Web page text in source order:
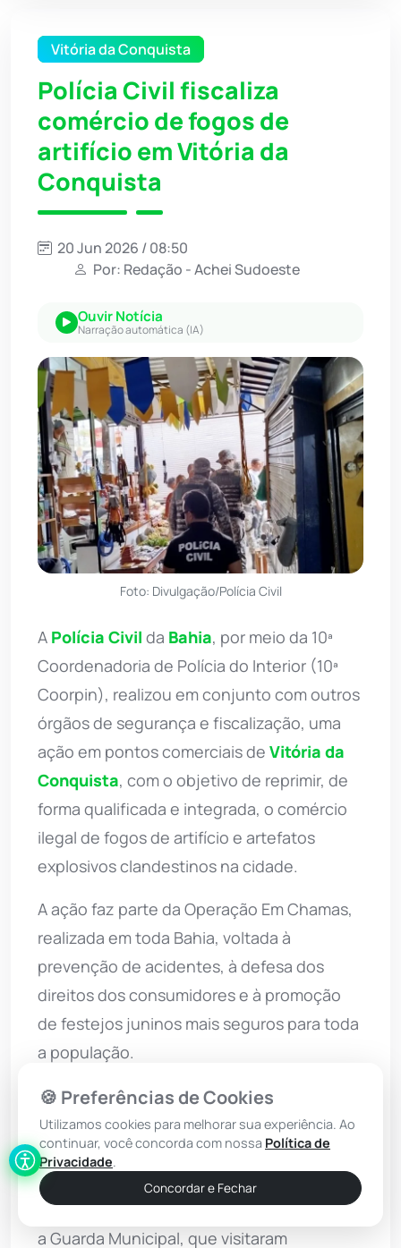
Vitória da Conquista
Polícia Civil fiscaliza
comércio de fogos de
artifício em Vitória da
Conquista
20 Jun 2026 / 08:50
Por: Redação - Achei Sudoeste
Ouvir Notícia
Narração automática (IA)
Foto: Divulgação/Polícia Civil
A Polícia Civil da Bahia, por meio da 10ª
Coordenadoria de Polícia do Interior (10ª
Coorpin), realizou em conjunto com outros
órgãos de segurança e fiscalização, uma
ação em pontos comerciais de Vitória da
Conquista, com o objetivo de reprimir, de
forma qualificada e integrada, o comércio
ilegal de fogos de artifício e artefatos
explosivos clandestinos na cidade.
A ação faz parte da Operação Em Chamas,
realizada em toda Bahia, voltada à
prevenção de acidentes, à defesa dos
direitos dos consumidores e à promoção
de festejos juninos mais seguros para toda
a população.
Em Vitória da Conquista, a fiscalização e
conscientização foram realizadas em
conjunto com a Defesa Civil, a Secretaria
de Postura do município, o Corpo de
Bombeiros Militar (CBM), aPolícia Militare
a Guarda Municipal, que visitaram
🍪 Preferências de Cookies
Utilizamos cookies para melhorar sua experiência. Ao
continuar, você concorda com nossa Política de
Privacidade.
Concordar e Fechar